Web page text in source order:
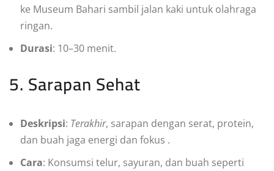
ke Museum Bahari sambil jalan kaki untuk olahraga
ringan.
Durasi: 10–30 menit.
5. Sarapan Sehat
Deskripsi: Terakhir, sarapan dengan serat, protein,
dan buah jaga energi dan fokus .
Cara: Konsumsi telur, sayuran, dan buah seperti